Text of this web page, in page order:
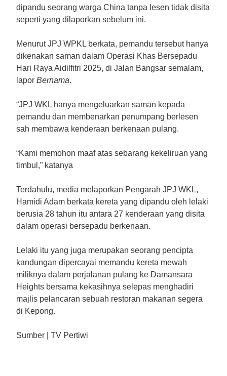
dipandu seorang warga China tanpa lesen tidak disita
seperti yang dilaporkan sebelum ini.
Menurut JPJ WPKL berkata, pemandu tersebut hanya
dikenakan saman dalam Operasi Khas Bersepadu
Hari Raya Aidilfitri 2025, di Jalan Bangsar semalam,
lapor Bernama.
“JPJ WKL hanya mengeluarkan saman kepada
pemandu dan membenarkan penumpang berlesen
sah membawa kenderaan berkenaan pulang.
“Kami memohon maaf atas sebarang kekeliruan yang
timbul,” katanya
Terdahulu, media melaporkan Pengarah JPJ WKL,
Hamidi Adam berkata kereta yang dipandu oleh lelaki
berusia 28 tahun itu antara 27 kenderaan yang disita
dalam operasi bersepadu berkenaan.
Lelaki itu yang juga merupakan seorang pencipta
kandungan dipercayai memandu kereta mewah
miliknya dalam perjalanan pulang ke Damansara
Heights bersama kekasihnya selepas menghadiri
majlis pelancaran sebuah restoran makanan segera
di Kepong.
Sumber | TV Pertiwi